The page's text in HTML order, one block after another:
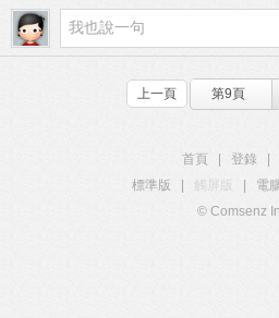
上一頁 第9頁
首頁 登錄
標準版
觸屏版 電
© Comsenz